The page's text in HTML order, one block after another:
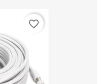
favorite_border